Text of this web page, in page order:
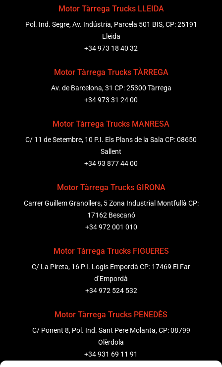
Motor Tàrrega Trucks LLEIDA
Pol. Ind. Segre, Av. Indústria, Parcela 501 BIS, CP: 25191
Lleida
+34 973 18 40 32
Motor Tàrrega Trucks TÀRREGA
Av. de Barcelona, 31 CP: 25300 Tàrrega
+34 973 31 24 00
Motor Tàrrega Trucks MANRESA
C/ 11 de Setembre, 10 P.I. Els Plans de la Sala CP: 08650
Sallent
+34 93 877 44 00
Motor Tàrrega Trucks GIRONA
Carrer Guillem Granollers, 5 Zona Industrial Montfullà CP:
17162 Bescanó
+34 972 001 010
Motor Tàrrega Trucks FIGUERES
C/ La Pireta, 16 P.I. Logis Empordà CP: 17469 El Far
d’Empordà
+34 972 524 532
Motor Tàrrega Trucks PENEDÈS
C/ Ponent 8, Pol. Ind. Sant Pere Molanta, CP: 08799
Olèrdola
+34 931 69 11 91